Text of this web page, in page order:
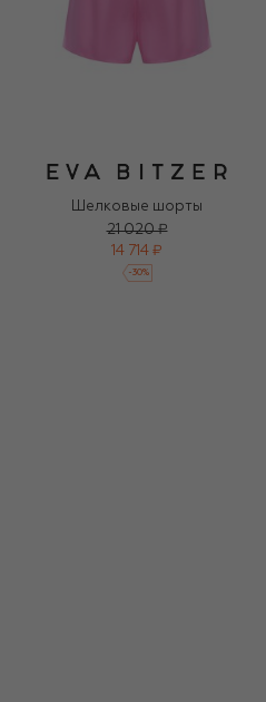
Шелковые шорты
21 020 ₽
14 714 ₽
-30%